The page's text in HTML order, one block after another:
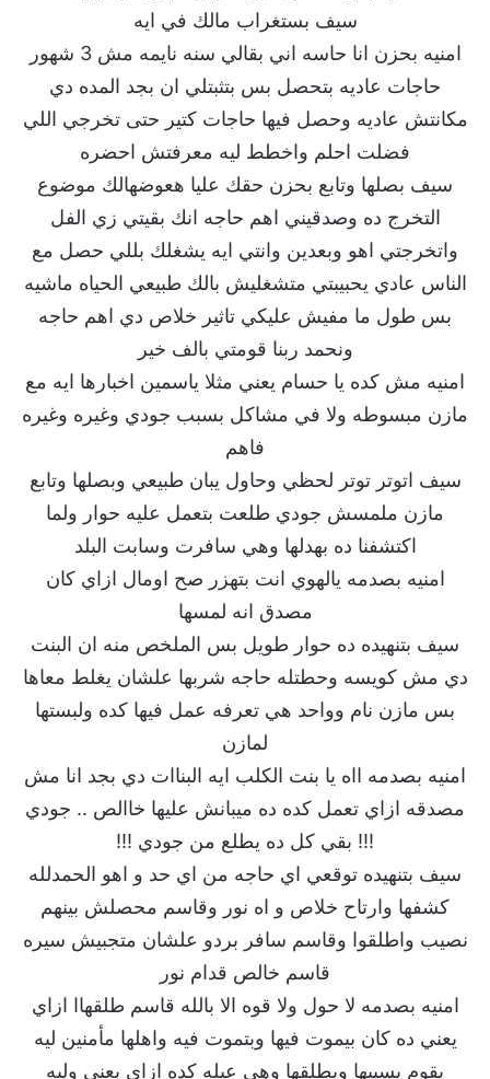
سيف بستغراب مالك في ايه
امنيه بحزن انا حاسه اني بقالي سنه نايمه مش 3 شهور
حاجات عاديه بتحصل بس بتثبتلي ان بجد المده دي
مكانتش عاديه وحصل فيها حاجات كتير حتى تخرجي اللي
فضلت احلم واخطط ليه معرفتش احضره
سيف بصلها وتابع بحزن حقك عليا هعوضهالك موضوع
التخرج ده وصدقيني اهم حاجه انك بقيتي زي الفل
واتخرجتي اهو وبعدين وانتي ايه يشغلك بللي حصل مع
الناس عادي يحبيبتي متشغليش بالك طبيعي الحياه ماشيه
بس طول ما مفيش عليكي تاثير خلاص دي اهم حاجه
ونحمد ربنا قومتي بالف خير
امنيه مش كده يا حسام يعني مثلا ياسمين اخبارها ايه مع
مازن مبسوطه ولا في مشاكل بسبب جودي وغيره وغيره
فاهم
سيف اتوتر توتر لحظي وحاول يبان طبيعي وبصلها وتابع
مازن ملمسش جودي طلعت بتعمل عليه حوار ولما
اكتشفنا ده بهدلها وهي سافرت وسابت البلد
امنيه بصدمه يالهوي انت بتهزر صح اومال ازاي كان
مصدق انه لمسها
سيف بتنهيده ده حوار طويل بس الملخص منه ان البنت
دي مش كويسه وحطتله حاجه شربها علشان يغلط معاها
بس مازن نام وواحد هي تعرفه عمل فيها كده ولبستها
لمازن
امنيه بصدمه ااه يا بنت الكلب ايه البناات دي بجد انا مش
مصدقه ازاي تعمل كده ده ميبانش عليها خاالص .. جودي
!!! بقي كل ده يطلع من جودي !!!
سيف بتنهيده توقعي اي حاجه من اي حد و اهو الحمدلله
كشفها وارتاح خلاص و اه نور وقاسم محصلش بينهم
نصيب واطلقوا وقاسم سافر بردو علشان متجبيش سيره
قاسم خالص قدام نور
امنيه بصدمه لا حول ولا قوه الا بالله قاسم طلقهاا ازاي
يعني ده كان بيموت فيها وبتموت فيه واهلها مأمنين ليه
يقوم يسيبها ويطلقها وهي عيله كده ازاي يعني وليه